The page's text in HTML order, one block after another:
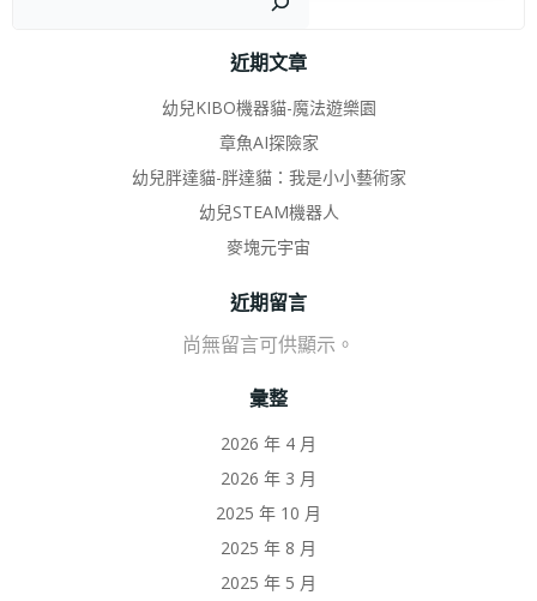
近期文章
幼兒KIBO機器貓-魔法遊樂園
章魚AI探險家
幼兒胖達貓-胖達貓：我是小小藝術家
幼兒STEAM機器人
麥塊元宇宙
近期留言
尚無留言可供顯示。
彙整
2026 年 4 月
2026 年 3 月
2025 年 10 月
2025 年 8 月
2025 年 5 月